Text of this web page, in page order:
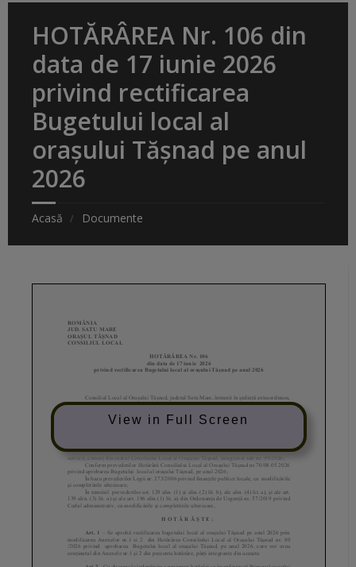
HOTĂRÂREA Nr. 106 din
data de 17 iunie 2026
privind rectificarea
Bugetului local al
orașului Tășnad pe anul
2026
Acasă Documente
View in Full Screen